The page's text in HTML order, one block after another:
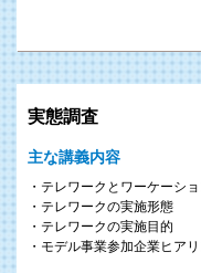
実態調査
主な講義内容
テレワークとワーケーシ
テレワークの実施形態
テレワークの実施目的
モデル事業参加企業ヒア